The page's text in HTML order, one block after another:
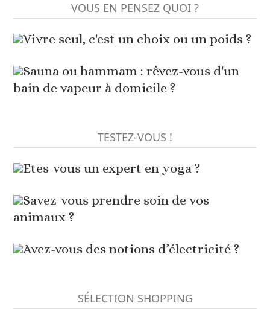
VOUS EN PENSEZ QUOI ?
Vivre seul, c'est un choix ou un poids ?
Sauna ou hammam : rêvez-vous d'un
bain de vapeur à domicile ?
TESTEZ-VOUS !
Etes-vous un expert en yoga ?
Savez-vous prendre soin de vos
animaux ?
Avez-vous des notions d’électricité ?
SÉLECTION SHOPPING